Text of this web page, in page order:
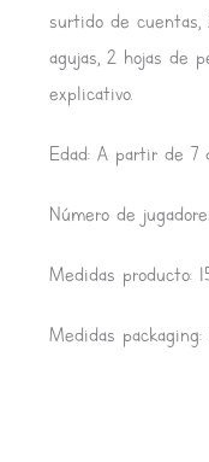
surtido de
agujas, 2 hojas de
explicativo.
Edad: A partir de 7
Número de
Medidas producto:
Medidas packaging: